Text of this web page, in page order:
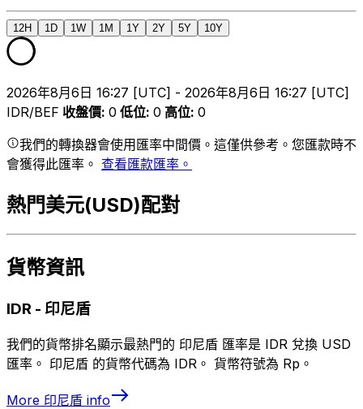
12H 1D 1W 1M 1Y 2Y 5Y 10Y
2026年8月6日 16:27 [UTC] - 2026年8月6日 16:27 [UTC]
IDR/BEF 收盤價: 0 低位: 0 高位: 0
我們的轉換器會使用匯率中間價。這僅供參考。您匯款時不
會獲得此匯率。 查看匯款匯率。
熱門美元(USD)配對
貨幣資訊
IDR - 印尼盾
我們的貨幣排名顯示最熱門的 印尼盾 匯率是 IDR 兌換 USD
匯率。 印尼盾 的貨幣代碼為 IDR。 貨幣符號為 Rp。
More 印尼盾 info